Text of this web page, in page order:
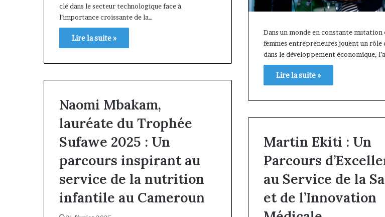
clé dans le secteur technologique face à
l’importance croissante de la…
Lire la suite »
Dans un monde en constante mutation
femmes entrepreneures jouent un rôle
dans le développement économique,
Lire la suite »
Naomi Mbakam,
lauréate du Trophée
Sufawe 2025 : Un
parcours inspirant au
service de la nutrition
infantile au Cameroun
Martin Ekiti : Un
Parcours
au Service de la
et de l’Innovation
Afri
Insurance
et
AfriLife
:
Kanga
nommé
Directeur
Général
il y a 7 jours
Afri Insurance et AfriLife
Insurance : Philippe Kanga
nommé Directeur Général par
intérim, fin de mandat pour
Norbert Ngniwake
Monkam
il y a 4 heures
Marcelle Monkam Siayojie
prend les commandes de Jumia